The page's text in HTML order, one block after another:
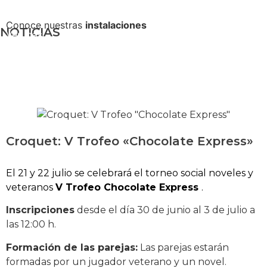
Conoce nuestras instalaciones
Ver más
NOTICIAS
Croquet: V Trofeo «Chocolate Express»
El 21 y 22 julio se celebrará el torneo social noveles y
veteranos V Trofeo Chocolate Express .
Inscripciones desde el día 30 de junio al 3 de julio a
las 12:00 h.
Formación de las parejas: Las parejas estarán
formadas por un jugador veterano y un novel.